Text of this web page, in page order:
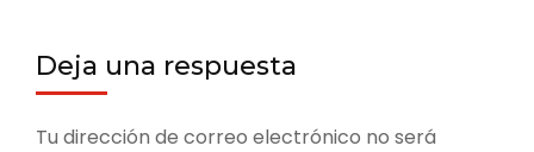
Deja una respuesta
Tu dirección de correo electrónico no será